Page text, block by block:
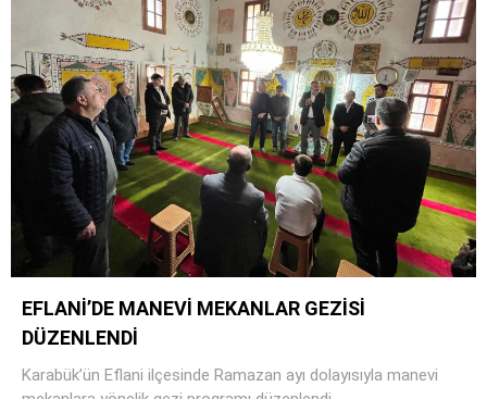
EFLANİ’DE MANEVİ MEKANLAR GEZİSİ
DÜZENLENDİ
Karabük’ün Eflani ilçesinde Ramazan ayı dolayısıyla manevi